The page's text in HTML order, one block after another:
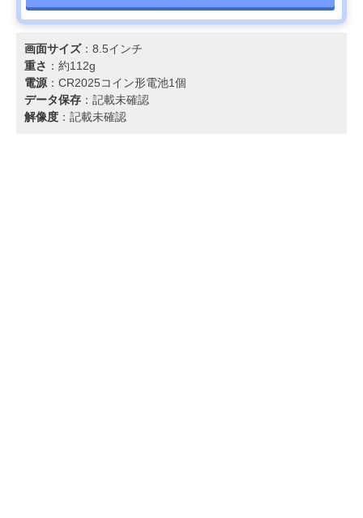
画面サイズ：8.5インチ
重さ ：約112g
電源 ：CR2025コイン形電池1個
データ保存 ：記載未確認
解像度 ：記載未確認